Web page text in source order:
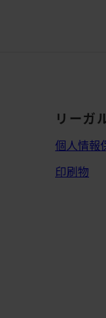
リーガ
個人情報
印刷物